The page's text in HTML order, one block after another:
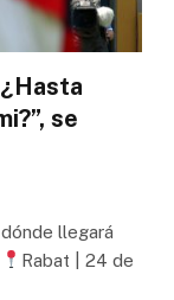
se
llegará
Rabat | 24 de